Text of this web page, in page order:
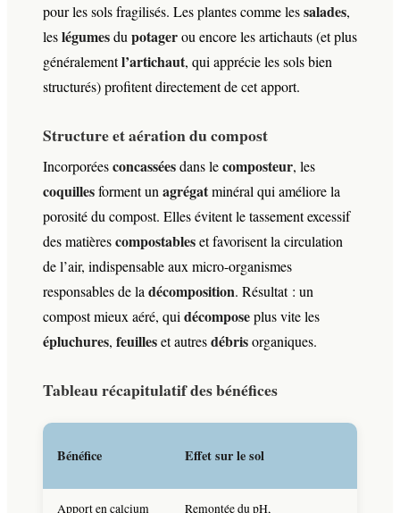
pour les sols fragilisés. Les plantes comme lessalades,
leslégumesdu potagerou encore les artichauts (et plus
généralementl’artichaut, qui apprécie les sols bien
structurés) profitent directement de cet apport.
Structure et aération du compost
Incorporéesconcasséesdans lecomposteur, les
coquillesforment un agrégatminéral qui améliore la
porosité du compost. Elles évitent le tassement excessif
des matièrescompostableset favorisent la circulation
de l’air, indispensable aux micro-organismes
responsables de la décomposition. Résultat : un
compost mieux aéré, qui décomposeplus vite les
épluchures, feuilleset autresdébrisorganiques.
Tableau récapitulatif des bénéfices
Bénéfice Effet sur le sol
Apport en calcium
Remontée du pH,